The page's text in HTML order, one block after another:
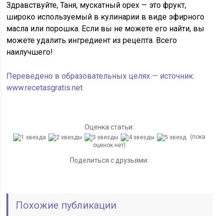
Здравствуйте, Таня, мускатный орех — это фрукт,
широко используемый в кулинарии в виде эфирного
масла или порошка. Если вы не можете его найти, вы
можете удалить ингредиент из рецепта. Всего
наилучшего!
Переведено в образовательных целях — источник:
www.recetasgratis.net
Оценка статьи:
(пока
оценок нет)
Поделиться с друзьями:
Похожие публикации